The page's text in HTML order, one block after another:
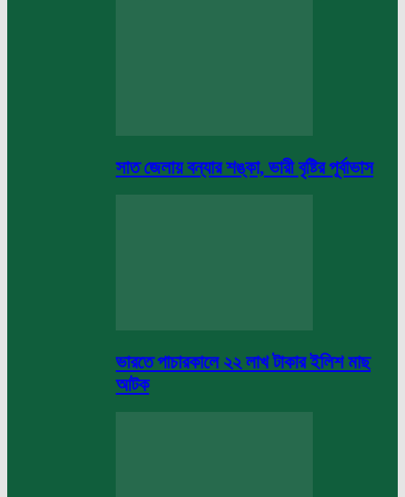
সাত জেলায় বন্যার শঙ্কা, ভারী বৃষ্টির পূর্বাভাস
ভারতে পাচারকালে ২২ লাখ টাকার ইলিশ মাছ
আটক